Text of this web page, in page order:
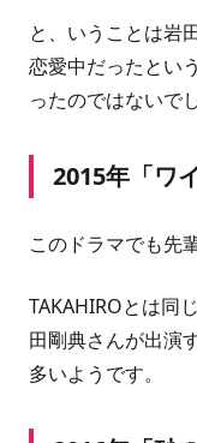
と、いうことは岩
恋愛中だったとい
ったのではないで
2015年「ワ
このドラマでも先
TAKAHIROとは同
田剛典さんが出演
多いようです。